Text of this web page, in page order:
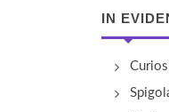
IN